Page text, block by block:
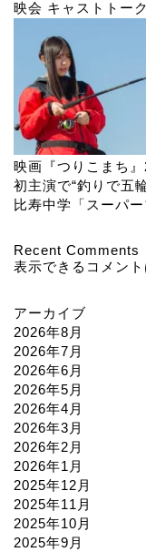
映会 キャストトー
映画『つりこまち
初主演で“釣りで五
比寿中学「スーパ
Recent Comments
表示できるコメント
アーカイブ
2026年8月
2026年7月
2026年6月
2026年5月
2026年4月
2026年3月
2026年2月
2026年1月
2025年12月
2025年11月
2025年10月
2025年9月